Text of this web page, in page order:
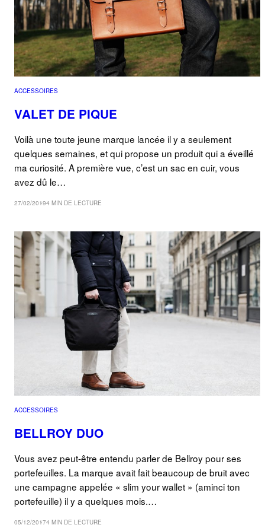
ACCESSOIRES
VALET DE PIQUE
Voilà une toute jeune marque lancée il y a seulement
quelques semaines, et qui propose un produit qui a éveillé
ma curiosité. A première vue, c’est un sac en cuir, vous
avez dû le…
27/02/20194 MIN DE LECTURE
ACCESSOIRES
BELLROY DUO
Vous avez peut-être entendu parler de Bellroy pour ses
portefeuilles. La marque avait fait beaucoup de bruit avec
une campagne appelée « slim your wallet » (aminci ton
portefeuille) il y a quelques mois.…
05/12/20174 MIN DE LECTURE